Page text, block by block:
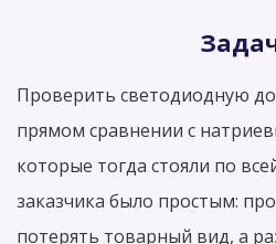
Проверить светодиодную
прямом сравнении с
которые тогда стояли по
заказчика было простым:
потерять товарный вид, а